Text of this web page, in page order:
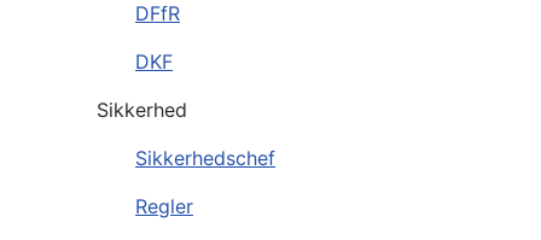
DFfR
DKF
Sikkerhed
Sikkerhedschef
Regler